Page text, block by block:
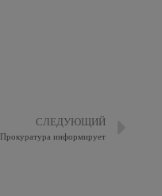
СЛЕДУЮЩИЙ
Прокуратура информирует